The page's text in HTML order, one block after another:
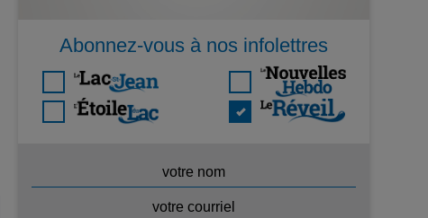
Abonnez-vous à nos infolettres